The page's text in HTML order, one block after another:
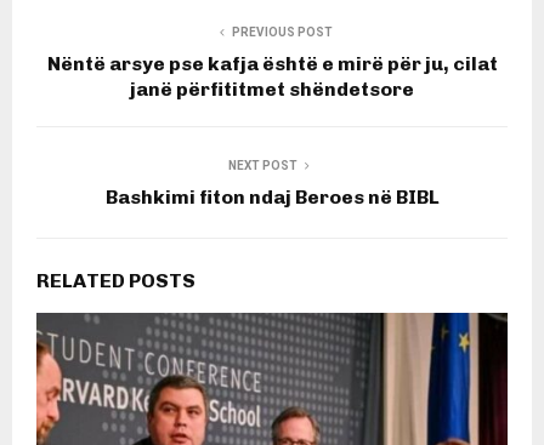
PREVIOUS POST
Nëntë arsye pse kafja është e mirë për ju, cilat
janë përfititmet shëndetsore
NEXT POST
Bashkimi fiton ndaj Beroes në BIBL
RELATED POSTS